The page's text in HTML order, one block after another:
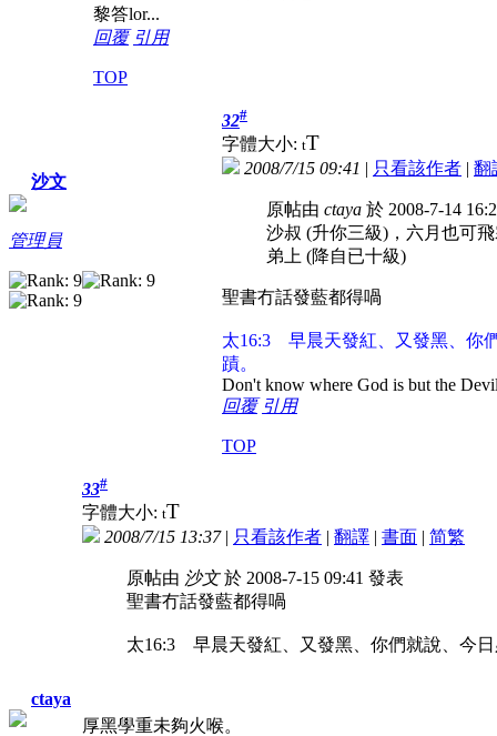
黎答lor...
回覆 引用
TOP
沙文
管理員
32#
字體大小: tT
2008/7/15 09:41 | 只看該作者 | 翻
原帖由 ctaya 於 2008-7-14
沙叔 (升你三級)，六月也可
弟上 (降自已十級)
聖書冇話發藍都得喎
太16:3 早晨天發紅、又發黑、你
蹟。
Don't know where God is but the
回覆 引用
TOP
ctaya
33#
字體大小: tT
2008/7/15 13:37| 只看該作者 | 翻譯 | 書面 | 简繁
原帖由 沙文於 2008-7-15 09:41 發表
聖書冇話發藍都得喎
太16:3 早晨天發紅、又發黑、你們就說、今
厚黑學重未夠火喉。